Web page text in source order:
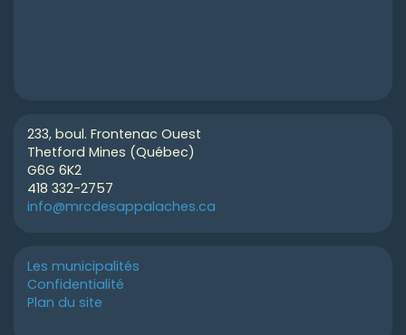
233, boul. Frontenac Ouest
Thetford Mines (Québec)
G6G 6K2
418 332-2757
info@mrcdesappalaches.ca
Les municipalités
Confidentialité
Plan du site